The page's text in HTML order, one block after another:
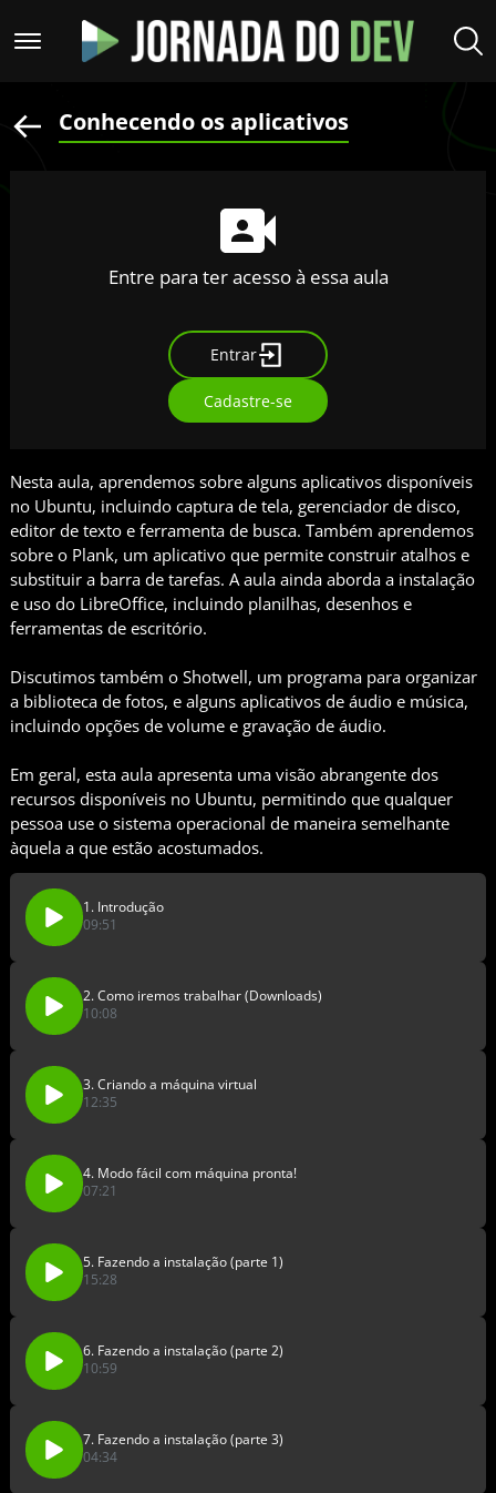
Conhecendo os aplicativos
Entre para ter acesso à essa aula
Entrar
Cadastre-se
Nesta aula, aprendemos sobre alguns aplicativos disponíveis
no Ubuntu, incluindo captura de tela, gerenciador de disco,
editor de texto e ferramenta de busca. Também aprendemos
sobre o Plank, um aplicativo que permite construir atalhos e
substituir a barra de tarefas. A aula ainda aborda a instalação
e uso do LibreOffice, incluindo planilhas, desenhos e
ferramentas de escritório.
Discutimos também o Shotwell, um programa para organizar
a biblioteca de fotos, e alguns aplicativos de áudio e música,
incluindo opções de volume e gravação de áudio.
Em geral, esta aula apresenta uma visão abrangente dos
recursos disponíveis no Ubuntu, permitindo que qualquer
pessoa use o sistema operacional de maneira semelhante
àquela a que estão acostumados.
1. Introdução
09:51
2. Como iremos trabalhar (Downloads)
10:08
3. Criando a máquina virtual
12:35
4. Modo fácil com máquina pronta!
07:21
5. Fazendo a instalação (parte 1)
15:28
6. Fazendo a instalação (parte 2)
10:59
7. Fazendo a instalação (parte 3)
04:34